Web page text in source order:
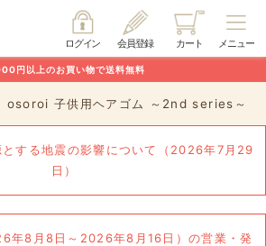
メニュー
カート
会員登録
ログイン
円以上のお買い物で送料無料
osoroi 子供用ヘアゴム ～2nd series～
とする地震の影響について（2026年7月29
日）
年8月8日～2026年8月16日）の営業・発